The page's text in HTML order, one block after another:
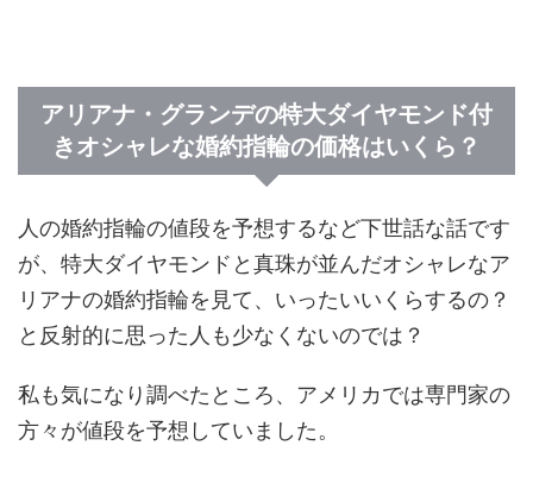
アリアナ・グランデの特大ダイヤモンド付
きオシャレな婚約指輪の価格はいくら？
人の婚約指輪の値段を予想するなど下世話な話です
が、特大ダイヤモンドと真珠が並んだオシャレなア
リアナの婚約指輪を見て、いったいいくらするの？
と反射的に思った人も少なくないのでは？
私も気になり調べたところ、アメリカでは専門家の
方々が値段を予想していました。